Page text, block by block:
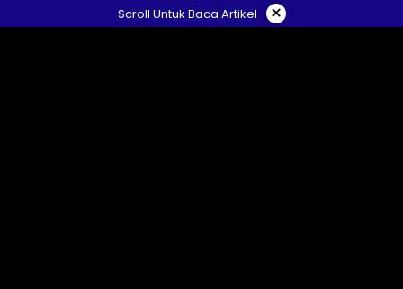
ke
Scroll Untuk Baca Artikel ×